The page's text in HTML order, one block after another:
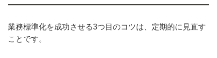
業務標準化を成功させる3つ目のコツは、定期的に見直す
ことです。